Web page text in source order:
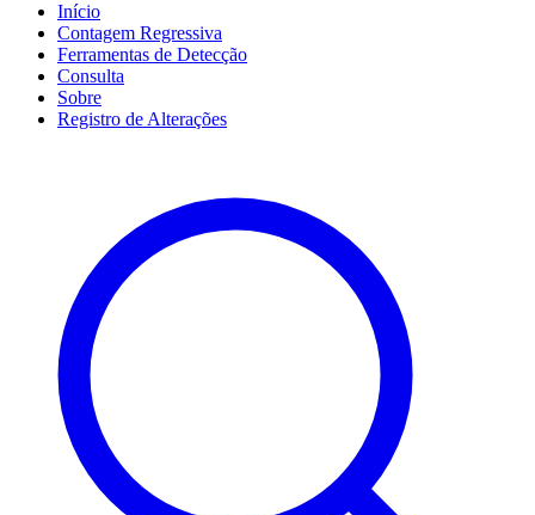
Início
Contagem Regressiva
Ferramentas de Detecção
Consulta
Sobre
Registro de Alterações